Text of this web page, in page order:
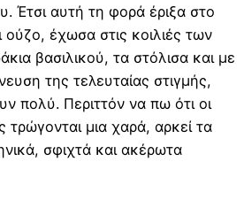
Έτσι αυτή τη φορά έριξα στο
ούζο, έχωσα στις κοιλιές των
βασιλικού, τα στόλισα και με
της τελευταίας στιγμής,
πολύ. Περιττόν να πω ότι οι
μια χαρά, αρκεί τα
σφιχτά και ακέρωτα